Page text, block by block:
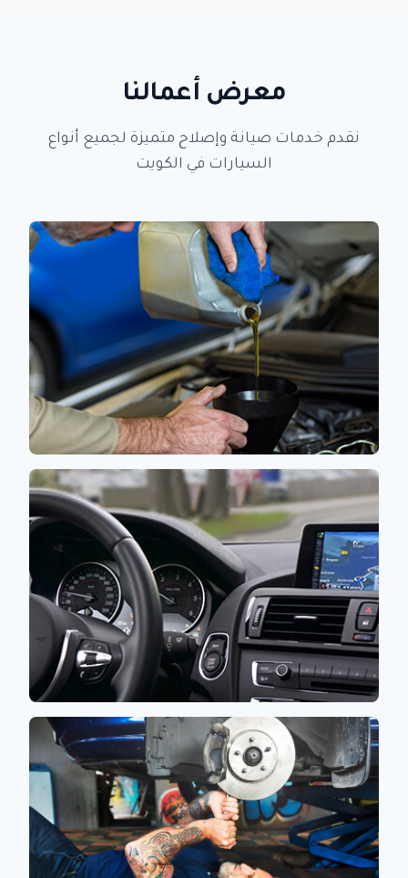
معرض أعمالنا
نقدم خدمات صيانة وإصلاح متميزة لجميع أنواع
السيارات في الكويت